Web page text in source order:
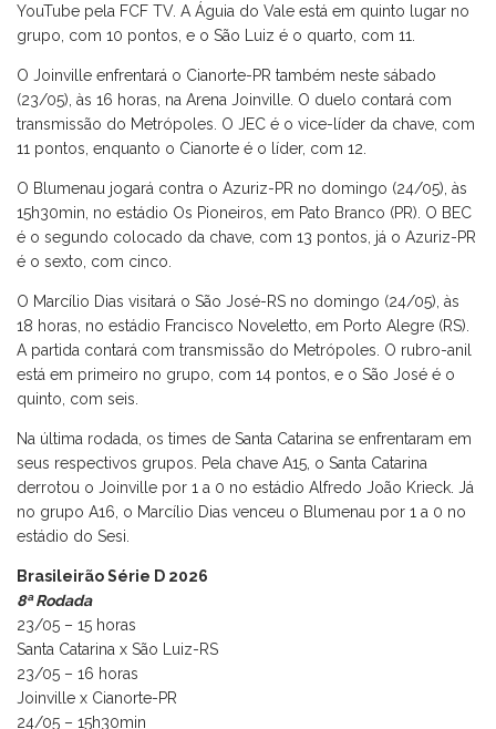
YouTube pela FCF TV. A Águia do Vale está em quinto lugar no
grupo, com 10 pontos, e o São Luiz é o quarto, com 11.
O Joinville enfrentará o Cianorte-PR também neste sábado
(23/05), às 16 horas, na Arena Joinville. O duelo contará com
transmissão do Metrópoles. O JEC é o vice-líder da chave, com
11 pontos, enquanto o Cianorte é o líder, com 12.
O Blumenau jogará contra o Azuriz-PR no domingo (24/05), às
15h30min, no estádio Os Pioneiros, em Pato Branco (PR). O BEC
é o segundo colocado da chave, com 13 pontos, já o Azuriz-PR
é o sexto, com cinco.
O Marcílio Dias visitará o São José-RS no domingo (24/05), às
18 horas, no estádio Francisco Noveletto, em Porto Alegre (RS).
A partida contará com transmissão do Metrópoles. O rubro-anil
está em primeiro no grupo, com 14 pontos, e o São José é o
quinto, com seis.
Na última rodada, os times de Santa Catarina se enfrentaram em
seus respectivos grupos. Pela chave A15, o Santa Catarina
derrotou o Joinville por 1 a 0 no estádio Alfredo João Krieck. Já
no grupo A16, o Marcílio Dias venceu o Blumenau por 1 a 0 no
estádio do Sesi.
Brasileirão Série D 2026
8ª Rodada
23/05 – 15 horas
Santa Catarina x São Luiz-RS
23/05 – 16 horas
Joinville x Cianorte-PR
24/05 – 15h30min